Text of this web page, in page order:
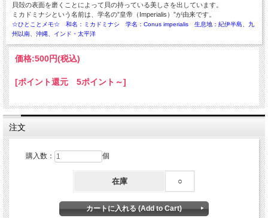
貝殻の表面を磨くことによって貝の持っている美しさを出しています。
ミカドミナシという名前は、学名の”皇帝（Imperialis）”が由来です。
☆ひとことメモ☆ 和名：ミカドミナシ 学名：Conus imperialis 生息地：紀伊半島、九
州以南、沖縄、インド・太平洋
価格:500円(税込)
[ポイント還元 5ポイント～]
注文
購入数： 個
在庫 ○